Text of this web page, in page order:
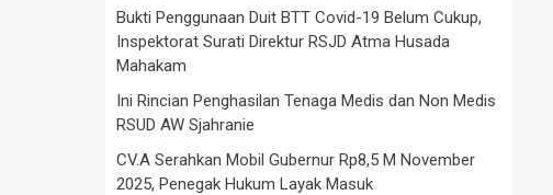
Bukti Penggunaan Duit BTT Covid-19 Belum Cukup,
Inspektorat Surati Direktur RSJD Atma Husada
Mahakam
Ini Rincian Penghasilan Tenaga Medis dan Non Medis
RSUD AW Sjahranie
CV.A Serahkan Mobil Gubernur Rp8,5 M November
2025, Penegak Hukum Layak Masuk